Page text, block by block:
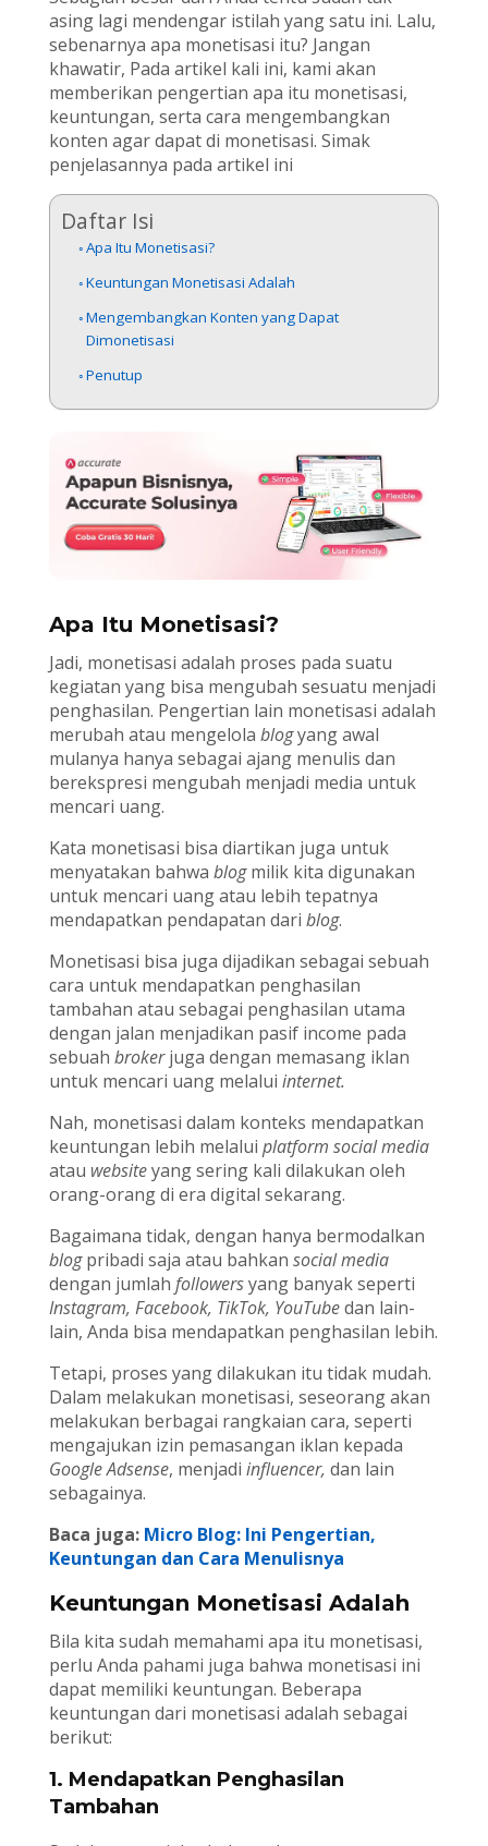
asing lagi mendengar istilah yang satu ini. Lalu,
sebenarnya apa monetisasi itu? Jangan
khawatir, Pada artikel kali ini, kami akan
memberikan pengertian apa itu monetisasi,
keuntungan, serta cara mengembangkan
konten agar dapat di monetisasi. Simak
penjelasannya pada artikel ini
Daftar Isi
Apa Itu Monetisasi?
Keuntungan Monetisasi Adalah
Mengembangkan Konten yang Dapat
Dimonetisasi
Penutup
Apa Itu Monetisasi?
Jadi, monetisasi adalah proses pada suatu
kegiatan yang bisa mengubah sesuatu menjadi
penghasilan. Pengertian lain monetisasi adalah
merubah atau mengelola blogyang awal
mulanya hanya sebagai ajang menulis dan
berekspresi mengubah menjadi media untuk
mencari uang.
Kata monetisasi bisa diartikan juga untuk
menyatakan bahwa blogmilik kita digunakan
untuk mencari uang atau lebih tepatnya
mendapatkan pendapatan dari blog.
Monetisasi bisa juga dijadikan sebagai sebuah
cara untuk mendapatkan penghasilan
tambahan atau sebagai penghasilan utama
dengan jalan menjadikan pasif income pada
sebuah brokerjuga dengan memasang iklan
untuk mencari uang melalui internet.
Nah, monetisasi dalam konteks mendapatkan
keuntungan lebih melalui platform social media
atau websiteyang sering kali dilakukan oleh
orang-orang di era digital sekarang.
Bagaimana tidak, dengan hanya bermodalkan
blogpribadi saja atau bahkan social media
dengan jumlah followersyang banyak seperti
Instagram, Facebook, TikTok, YouTubedan lain-
lain, Anda bisa mendapatkan penghasilan lebih.
Tetapi, proses yang dilakukan itu tidak mudah.
Dalam melakukan monetisasi, seseorang akan
melakukan berbagai rangkaian cara, seperti
mengajukan izin pemasangan iklan kepada
Google Adsense, menjadi influencer, dan lain
sebagainya.
Baca juga: Micro Blog: Ini Pengertian,
Keuntungan dan Cara Menulisnya
Keuntungan Monetisasi Adalah
Bila kita sudah memahami apa itu monetisasi,
perlu Anda pahami juga bahwa monetisasi ini
dapat memiliki keuntungan. Beberapa
keuntungan dari monetisasi adalah sebagai
berikut:
1. Mendapatkan Penghasilan
Tambahan